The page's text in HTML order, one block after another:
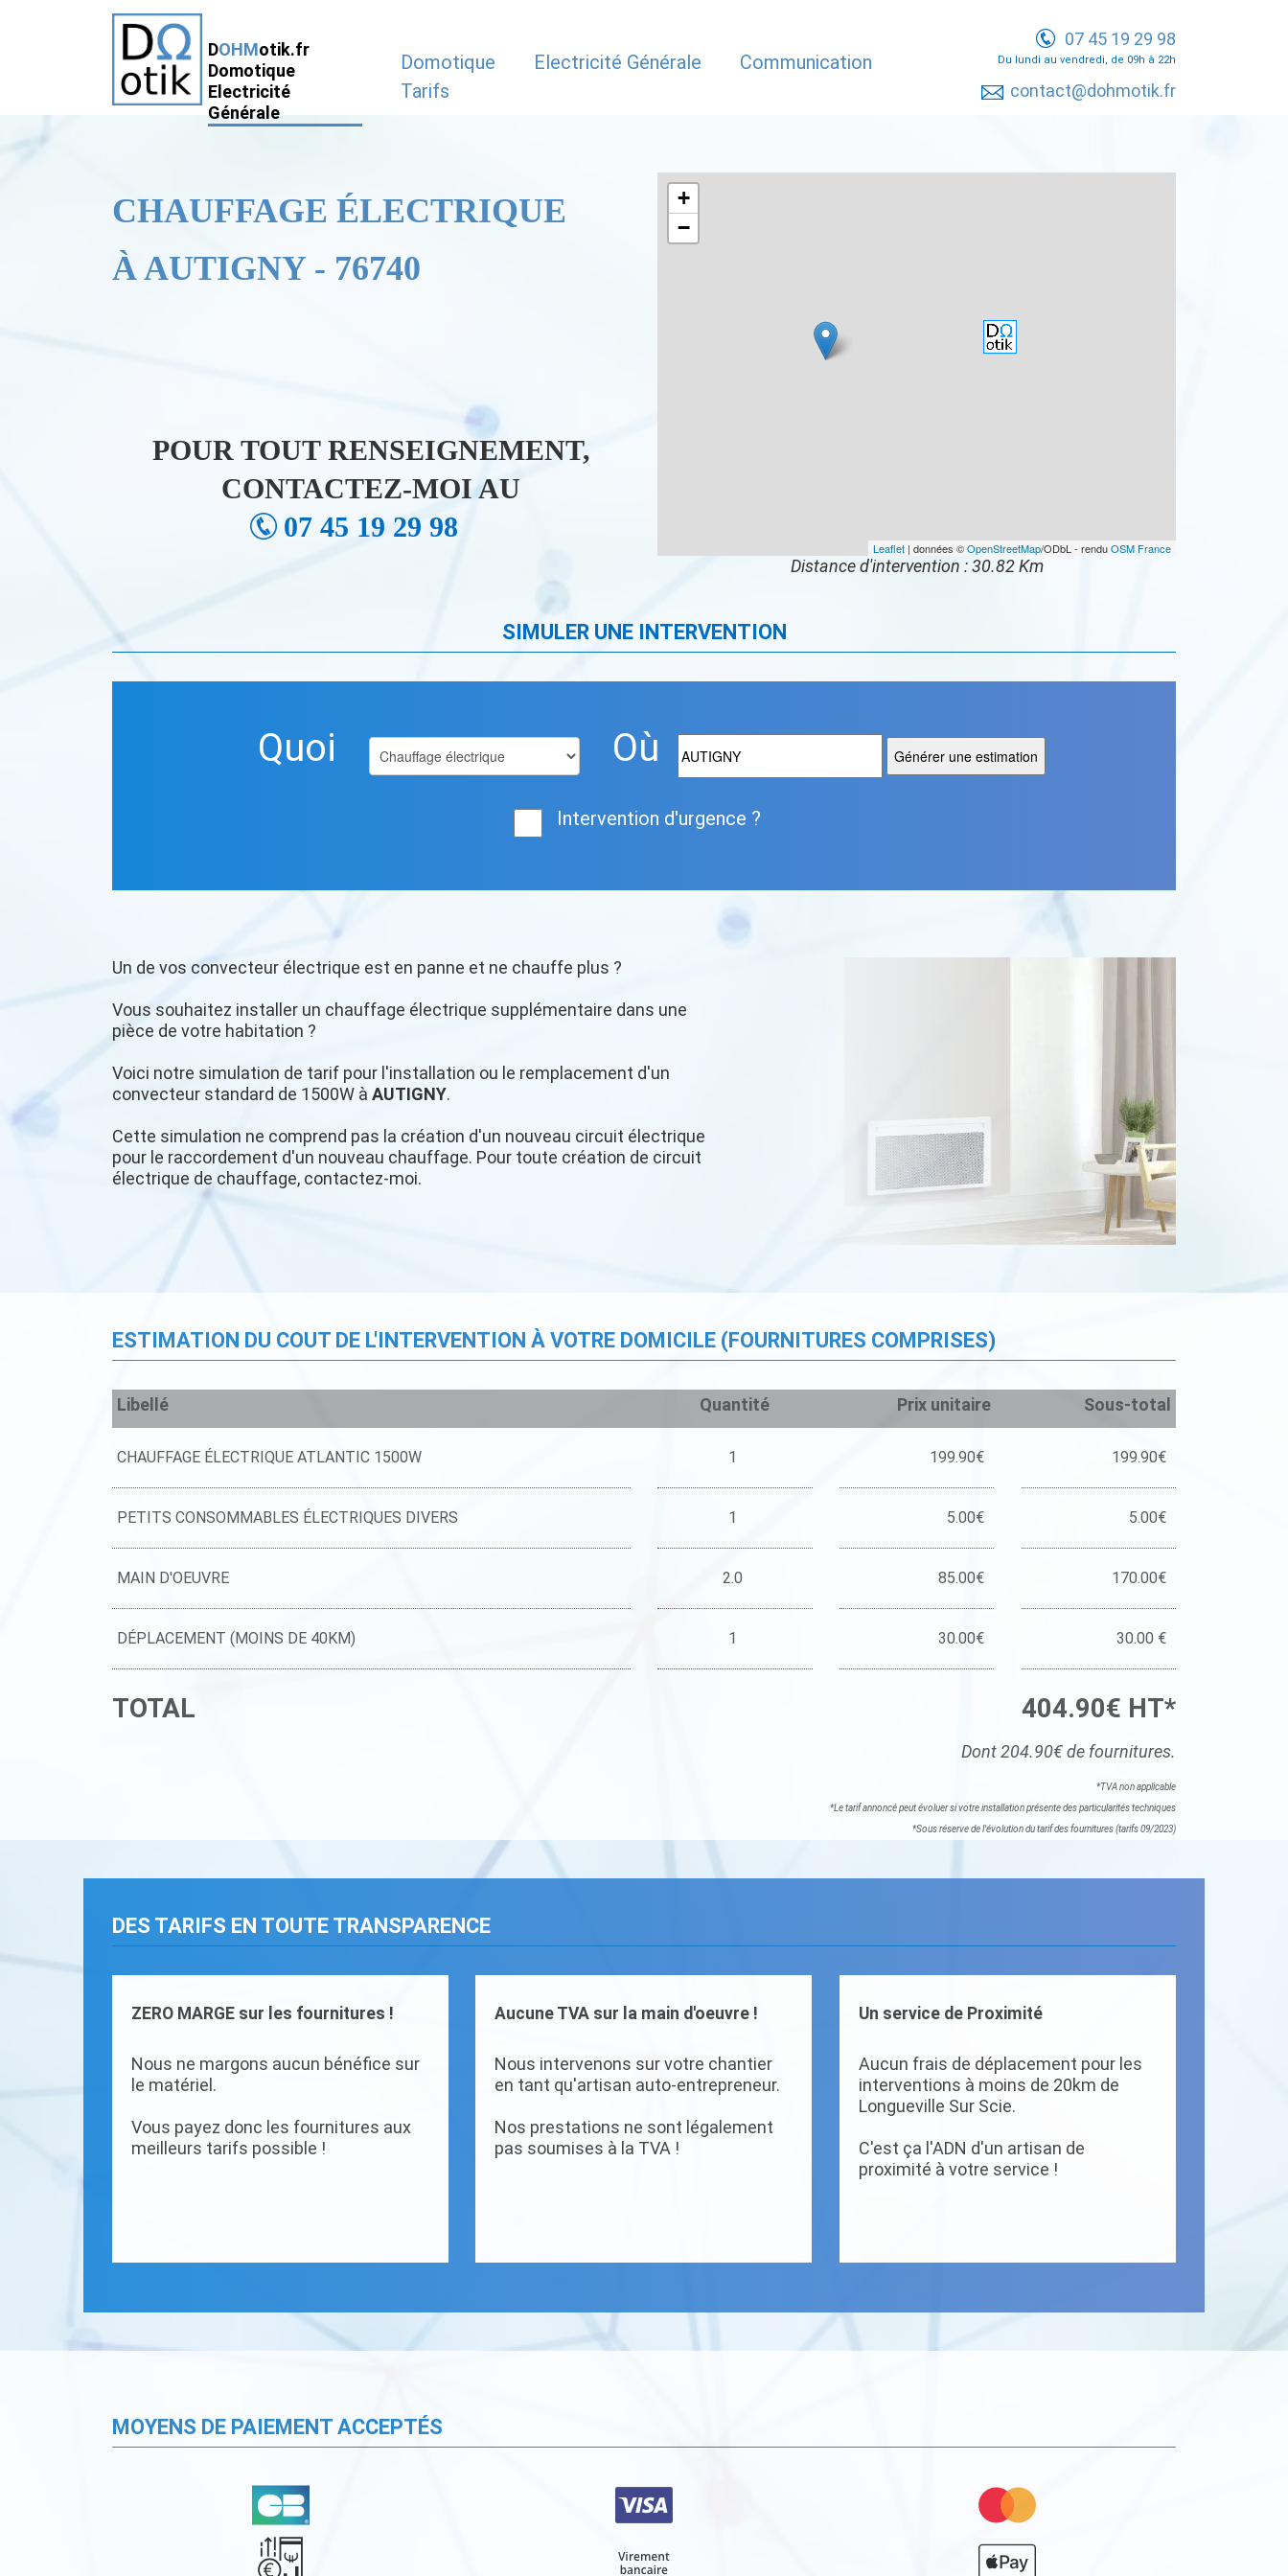
DOHMotik.fr
Domotique
Electricité
Générale
Domotique Electricité Générale
Communication
Tarifs
07 45 19 29 98
Du lundi au vendredi, de 09h à 22h
contact@dohmotik.fr
CHAUFFAGE ÉLECTRIQUE
À AUTIGNY - 76740
POUR TOUT RENSEIGNEMENT,
CONTACTEZ-MOI AU
07 45 19 29 98
+
−
Leaflet| données ©OpenStreetMap/ODbL - renduOSM France
Distance d'intervention : 30.82 Km
SIMULER UNE INTERVENTION
Quoi Où
Intervention d'urgence ?
Un de vos convecteur électrique est en panne et ne chauffe plus ?
Vous souhaitez installer un chauffage électrique supplémentaire dans une
pièce de votre habitation ?
Voici notre simulation de tarif pour l'installation ou le remplacement d'un
convecteur standard de 1500W à AUTIGNY.
Cette simulation ne comprend pas la création d'un nouveau circuit électrique
pour le raccordement d'un nouveau chauffage. Pour toute création de circuit
électrique de chauffage, contactez-moi.
ESTIMATION DU COUT DE L'INTERVENTION À VOTRE DOMICILE (FOURNITURES COMPRISES)
Libellé Quantité Prix unitaire Sous-total
CHAUFFAGE ÉLECTRIQUE ATLANTIC 1500W 1 199.90€ 199.90€
PETITS CONSOMMABLES ÉLECTRIQUES DIVERS 1 5.00€ 5.00€
MAIN D'OEUVRE 2.0 85.00€ 170.00€
DÉPLACEMENT (MOINS DE 40KM) 1 30.00€ 30.00 €
TOTAL 404.90€ HT*
Dont 204.90€ de fournitures.
*TVA non applicable
*Le tarif annoncé peut évoluer si votre installation présente des particularités techniques
*Sous réserve de l'évolution du tarif des fournitures (tarifs 09/2023)
DES TARIFS EN TOUTE TRANSPARENCE
ZERO MARGE sur les fournitures !
Nous ne margons aucun bénéfice sur
le matériel.
Vous payez donc les fournitures aux
meilleurs tarifs possible !
Aucune TVA sur la main d'oeuvre !
Nous intervenons sur votre chantier
en tant qu'artisan auto-entrepreneur.
Nos prestations ne sont légalement
pas soumises à la TVA !
Un service de Proximité
Aucun frais de déplacement pour les
interventions à moins de 20km de
Longueville Sur Scie.
C'est ça l'ADN d'un artisan de
proximité à votre service !
MOYENS DE PAIEMENT ACCEPTÉS